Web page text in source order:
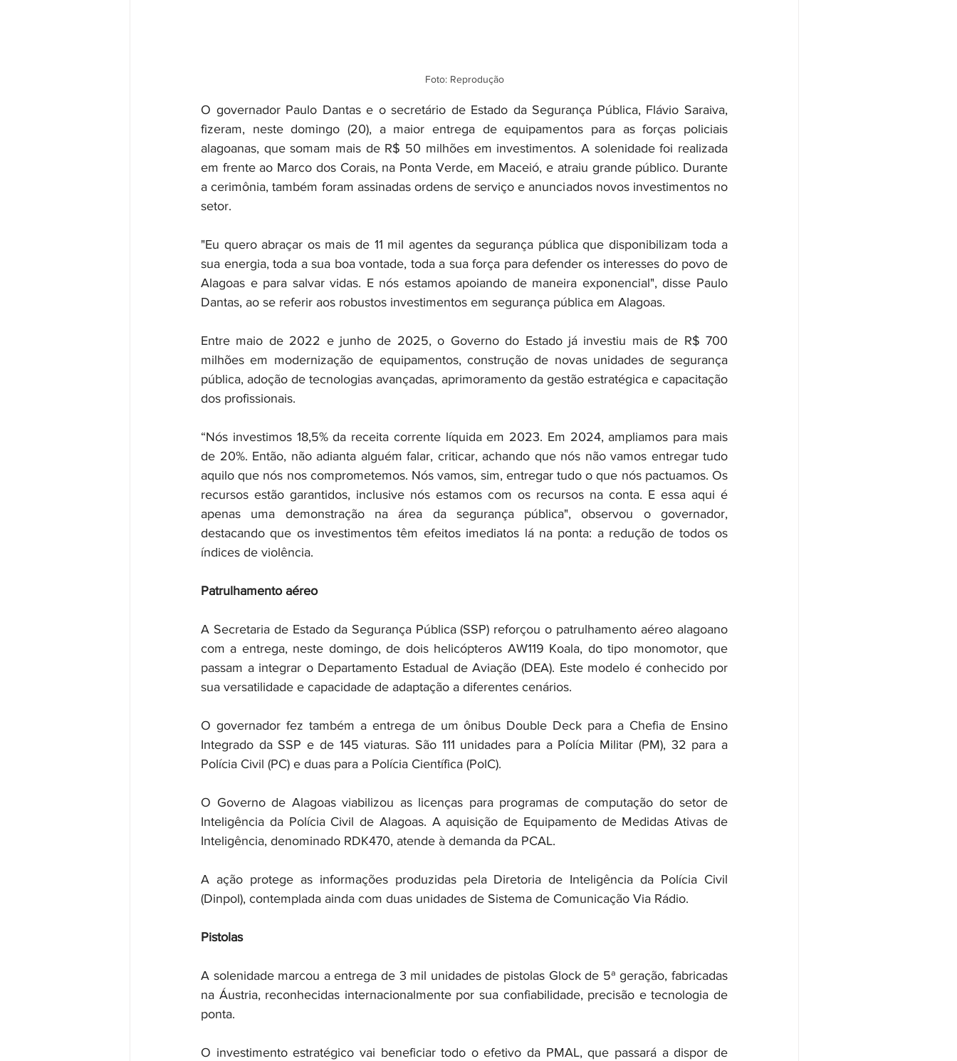
Foto: Reprodução
O governador Paulo Dantas e o secretário de Estado da Segurança Pública, Flávio Saraiva,
fizeram, neste domingo (20), a maior entrega de equipamentos para as forças policiais
alagoanas, que somam mais de R$ 50 milhões em investimentos. A solenidade foi realizada
em frente ao Marco dos Corais, na Ponta Verde, em Maceió, e atraiu grande público. Durante
a cerimônia, também foram assinadas ordens de serviço e anunciados novos investimentos no
setor.
"Eu quero abraçar os mais de 11 mil agentes da segurança pública que disponibilizam toda a
sua energia, toda a sua boa vontade, toda a sua força para defender os interesses do povo de
Alagoas e para salvar vidas. E nós estamos apoiando de maneira exponencial", disse Paulo
Dantas, ao se referir aos robustos investimentos em segurança pública em Alagoas.
Entre maio de 2022 e junho de 2025, o Governo do Estado já investiu mais de R$ 700
milhões em modernização de equipamentos, construção de novas unidades de segurança
pública, adoção de tecnologias avançadas, aprimoramento da gestão estratégica e capacitação
dos profissionais.
“Nós investimos 18,5% da receita corrente líquida em 2023. Em 2024, ampliamos para mais
de 20%. Então, não adianta alguém falar, criticar, achando que nós não vamos entregar tudo
aquilo que nós nos comprometemos. Nós vamos, sim, entregar tudo o que nós pactuamos. Os
recursos estão garantidos, inclusive nós estamos com os recursos na conta. E essa aqui é
apenas uma demonstração na área da segurança pública", observou o governador,
destacando que os investimentos têm efeitos imediatos lá na ponta: a redução de todos os
índices de violência.
Patrulhamento aéreo
A Secretaria de Estado da Segurança Pública (SSP) reforçou o patrulhamento aéreo alagoano
com a entrega, neste domingo, de dois helicópteros AW119 Koala, do tipo monomotor, que
passam a integrar o Departamento Estadual de Aviação (DEA). Este modelo é conhecido por
sua versatilidade e capacidade de adaptação a diferentes cenários.
O governador fez também a entrega de um ônibus Double Deck para a Chefia de Ensino
Integrado da SSP e de 145 viaturas. São 111 unidades para a Polícia Militar (PM), 32 para a
Polícia Civil (PC) e duas para a Polícia Científica (PolC).
O Governo de Alagoas viabilizou as licenças para programas de computação do setor de
Inteligência da Polícia Civil de Alagoas. A aquisição de Equipamento de Medidas Ativas de
Inteligência, denominado RDK470, atende à demanda da PCAL.
A ação protege as informações produzidas pela Diretoria de Inteligência da Polícia Civil
(Dinpol), contemplada ainda com duas unidades de Sistema de Comunicação Via Rádio.
Pistolas
A solenidade marcou a entrega de 3 mil unidades de pistolas Glock de 5ª geração, fabricadas
na Áustria, reconhecidas internacionalmente por sua confiabilidade, precisão e tecnologia de
ponta.
O investimento estratégico vai beneficiar todo o efetivo da PMAL, que passará a dispor de